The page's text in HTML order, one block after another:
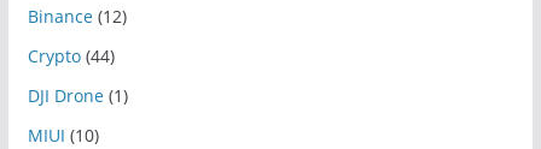
Binance(12)
Crypto(44)
DJI Drone(1)
MIUI (10)